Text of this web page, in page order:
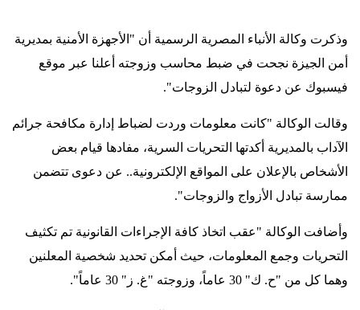
وذكرت وكالة الأنباء المصرية الرسمية أن "الأجهزة الأمنية بمديرية
أمن الجيزة نجحت في ضبط محاسب وزوجته أعلنا عبر موقع
فيسبوك عن دعوة لتبادل الزوجات."
وقالت الوكالة "كانت معلومات وردت لضباط إدارة مكافحة جرائم
الآداب بالمديرية أكدتها التحريات السرية، مفادها قيام بعض
الأشخاص بالإعلان على المواقع الإلكترونية.. عن دعوى تتضمن
ممارسة تبادل الأزواج والزوجات."
وأضافت الوكالة "عقب اتخاذ كافة الإجراءات القانونية تم تكثيف
التحريات وجمع المعلومات، حيث أمكن تحديد شخصية المعلنين
وهما كل من "ح. ك" 30 عاماً، وزوجته "غ. ز" 30 عاماً
."